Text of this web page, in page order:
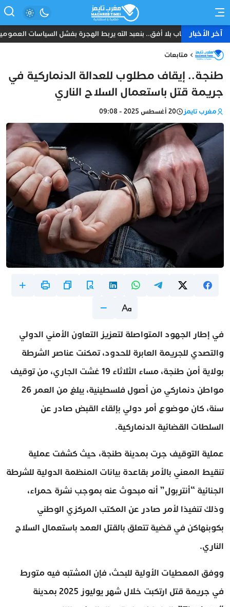
آخر الأخبارشباب بلا أفق.. بنعبد الله يربط الهجرة بفشل السياسات
متابعات
طنجة.. إيقاف مطلوب للعدالة الدنماركية في
جريمة قتل باستعمال السلاح الناري
مغرب تايمز 20 أغسطس 2025 - 09:08
في إطار الجهود المتواصلة لتعزيز التعاون الأمني الدولي
والتصدي للجريمة العابرة للحدود، تمكنت عناصر الشرطة
بولاية أمن طنجة، مساء الثلاثاء 19 غشت الجاري، من توقيف
مواطن دنماركي من أصول فلسطينية، يبلغ من العمر 26
سنة، كان موضوع أمر دولي بإلقاء القبض صادر عن
السلطات القضائية الدنماركية.
عملية التوقيف جرت بمدينة طنجة، حيث كشفت عملية
تنقيط المعني بالأمر بقاعدة بيانات المنظمة الدولية للشرطة
الجنائية “أنتربول” أنه مبحوث عنه بموجب نشرة حمراء،
وذلك تنفيذا لأمر صادر عن المكتب المركزي الوطني
بكوبنهاكن في قضية تتعلق بالقتل العمد باستعمال السلاح
الناري.
ووفق المعطيات الأولية للبحث، فإن المشتبه فيه متورط
في جريمة قتل ارتكبت خلال شهر يوليوز 2025 بمدينة